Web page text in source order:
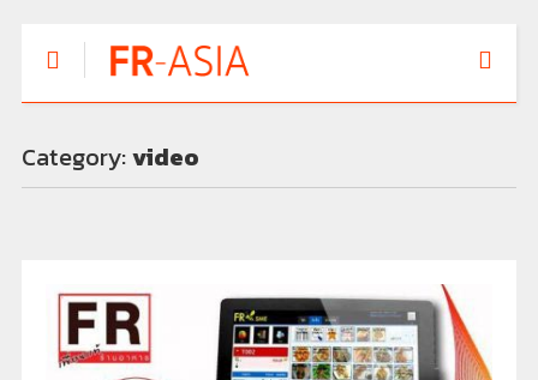
Category:video